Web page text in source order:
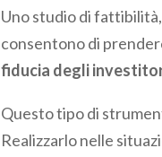
Uno studio di
consentono di
fiducia degli
Questo tipo di
Realizzarlo nelle